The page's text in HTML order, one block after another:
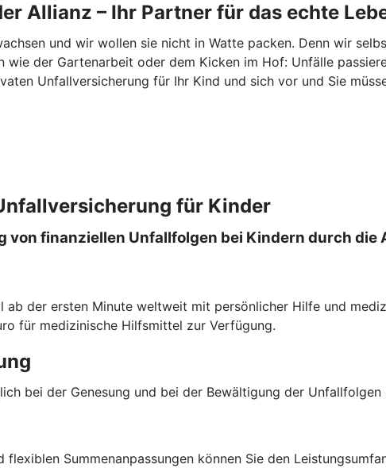
Allianz – Ihr Partner für das echte
und wir wollen sie nicht in Watte packen. Denn wir
wie der Gartenarbeit oder dem Kicken im Hof: Unfälle
Unfallversicherung für Ihr Kind und sich vor und Sie
für Kinder
von finanziellen Unfallfolgen bei Kindern durch die
ab der ersten Minute weltweit mit persönlicher Hilfe und
für medizinische Hilfsmittel zur Verfügung.
bei der Genesung und bei der Bewältigung der
Summenanpassungen können Sie den